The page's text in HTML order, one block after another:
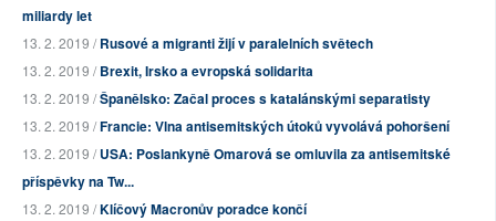
miliardy let
13. 2. 2019 /Rusové a migranti žijí v paralelních světech
13. 2. 2019 /Brexit, Irsko a evropská solidarita
13. 2. 2019 /Španělsko: Začal proces s katalánskými separatisty
13. 2. 2019 /Francie: Vlna antisemitských útoků vyvolává pohoršení
13. 2. 2019 /USA: Poslankyně Omarová se omluvila za antisemitské
příspěvky na Tw...
13. 2. 2019 /Klíčový Macronův poradce končí